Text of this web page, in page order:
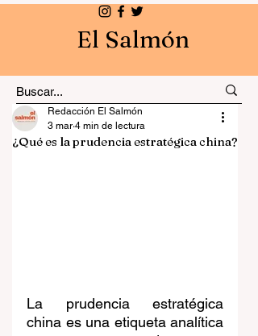
El Salmón
¿Qué es la prudencia estratégica china?
Redacción El Salmón
3 mar 4 min de lectura
La prudencia estratégica
china es una etiqueta analítica